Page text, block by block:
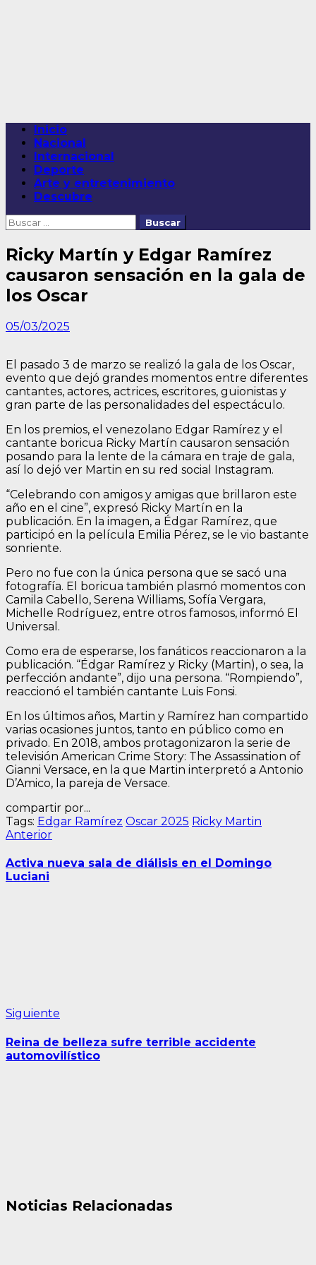
Menú
principal
Inicio
Nacional
Internacional
Deporte
Arte y entretenimiento
Descubre
Buscar:
Ricky Martín y Edgar Ramírez
causaron sensación en la gala de
los Oscar
05/03/2025
El pasado 3 de marzo se realizó la gala de los Oscar,
evento que dejó grandes momentos entre diferentes
cantantes, actores, actrices, escritores, guionistas y
gran parte de las personalidades del espectáculo.
En los premios, el venezolano Edgar Ramírez y el
cantante boricua Ricky Martín causaron sensación
posando para la lente de la cámara en traje de gala,
así lo dejó ver Martin en su red social Instagram.
“Celebrando con amigos y amigas que brillaron este
año en el cine”, expresó Ricky Martín en la
publicación. En la imagen, a Édgar Ramírez, que
participó en la película Emilia Pérez, se le vio bastante
sonriente.
Pero no fue con la única persona que se sacó una
fotografía. El boricua también plasmó momentos con
Camila Cabello, Serena Williams, Sofía Vergara,
Michelle Rodríguez, entre otros famosos, informó El
Universal.
Como era de esperarse, los fanáticos reaccionaron a la
publicación. “Édgar Ramírez y Ricky (Martin), o sea, la
perfección andante”, dijo una persona. “Rompiendo”,
reaccionó el también cantante Luis Fonsi.
En los últimos años, Martin y Ramírez han compartido
varias ocasiones juntos, tanto en público como en
privado. En 2018, ambos protagonizaron la serie de
televisión American Crime Story: The Assassination of
Gianni Versace, en la que Martin interpretó a Antonio
D’Amico, la pareja de Versace.
compartir por...
Tags: Edgar Ramírez Oscar 2025 Ricky Martin
Navegación
de
entradas
AnteriorEntrada
Activa nueva sala de diálisis en el Domingo
Luciani
Siguiente
Reina de belleza sufre terrible accidente
automovilístico
Noticias Relacionadas